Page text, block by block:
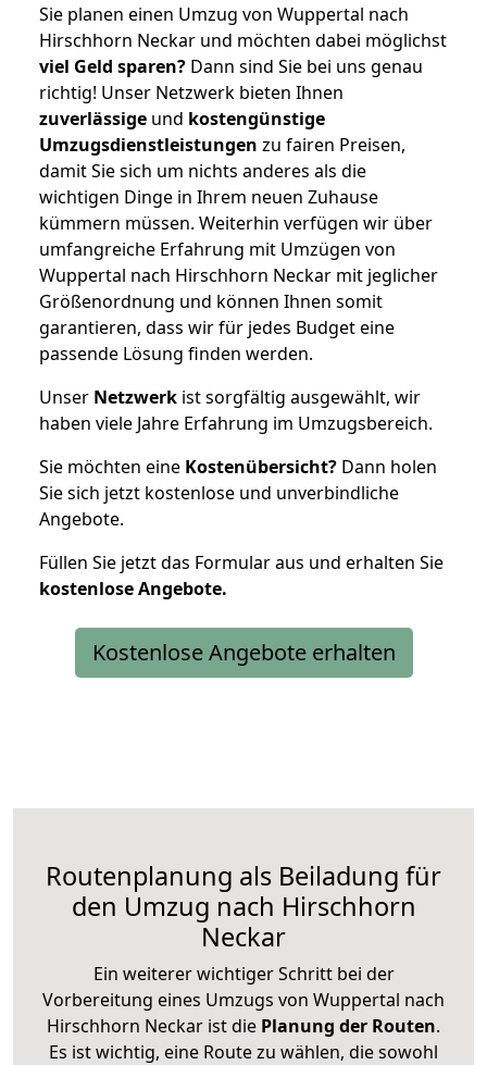
Sie planen einen Umzug von Wuppertal nach
Hirschhorn Neckar und möchten dabei möglichst
viel Geld sparen? Dann sind Sie bei uns genau
richtig! Unser Netzwerk bieten Ihnen
zuverlässige und kostengünstige
Umzugsdienstleistungen zu fairen Preisen,
damit Sie sich um nichts anderes als die
wichtigen Dinge in Ihrem neuen Zuhause
kümmern müssen. Weiterhin verfügen wir über
umfangreiche Erfahrung mit Umzügen von
Wuppertal nach Hirschhorn Neckar mit jeglicher
Größenordnung und können Ihnen somit
garantieren, dass wir für jedes Budget eine
passende Lösung finden werden.
Unser Netzwerk ist sorgfältig ausgewählt, wir
haben viele Jahre Erfahrung im Umzugsbereich.
Sie möchten eine Kostenübersicht? Dann holen
Sie sich jetzt kostenlose und unverbindliche
Angebote.
Füllen Sie jetzt das Formular aus und erhalten Sie
kostenloseAngebote.
Kostenlose Angebote erhalten
Routenplanung als Beiladung für
den Umzug nach Hirschhorn
Neckar
Ein weiterer wichtiger Schritt bei der
Vorbereitung eines Umzugs von Wuppertal nach
Hirschhorn Neckar ist die Planung der Routen.
Es ist wichtig, eine Route zu wählen, die sowohl